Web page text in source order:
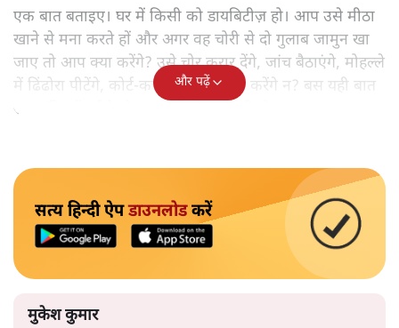
एक बात बताइए। घर में किसी को डायबिटीज़ हो। आप उसे मीठा
खाने से मना करते हों और अगर वह चोरी से दो गुलाब जामुन खा
जाए तो आप क्या करेंगे? उसे चोर करार देंगे, जांच बैठाएंगे, मोहल्ले
में ढिंढोरा पीटेंगे, कोर्ट-कचहरी करेंगे? नहीं करेंगे न? बस यही बात
राम मंदिर में हुई है तो आप लगे हो छाती पीटने।
और पढ़ें
सत्य हिन्दी ऐपडाउनलोडकरें
मुकेश कुमार